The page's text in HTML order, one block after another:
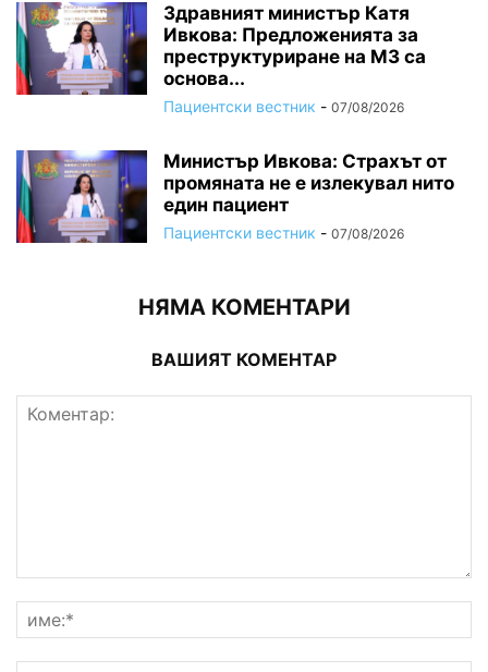
Здравният министър Катя
Ивкова: Предложенията за
преструктуриране на МЗ са
основа...
Пациентски вестник - 07/08/2026
Министър Ивкова: Страхът от
промяната не е излекувал нито
един пациент
Пациентски вестник - 07/08/2026
НЯМА КОМЕНТАРИ
ВАШИЯТ КОМЕНТАР